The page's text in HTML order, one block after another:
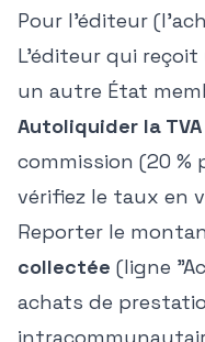
Pour l'éditeur
L'éditeur qui
un autre État
Autoliquider la
commission (20 %
vérifiez le taux en
Reporter le
collectée (ligne
achats de